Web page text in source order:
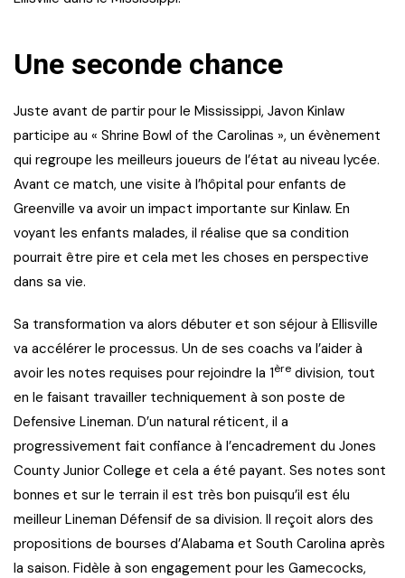
Une seconde chance
Juste avant de partir pour le Mississippi, Javon Kinlaw
participe au « Shrine Bowl of the Carolinas », un évènement
qui regroupe les meilleurs joueurs de l’état au niveau lycée.
Avant ce match, une visite à l’hôpital pour enfants de
Greenville va avoir un impact importante sur Kinlaw. En
voyant les enfants malades, il réalise que sa condition
pourrait être pire et cela met les choses en perspective
dans sa vie.
Sa transformation va alors débuter et son séjour à Ellisville
va accélérer le processus. Un de ses coachs va l’aider à
avoir les notes requises pour rejoindre la 1ère division, tout
en le faisant travailler techniquement à son poste de
Defensive Lineman. D’un natural réticent, il a
progressivement fait confiance à l’encadrement du Jones
County Junior College et cela a été payant. Ses notes sont
bonnes et sur le terrain il est très bon puisqu’il est élu
meilleur Lineman Défensif de sa division. Il reçoit alors des
propositions de bourses d’Alabama et South Carolina après
la saison. Fidèle à son engagement pour les Gamecocks,